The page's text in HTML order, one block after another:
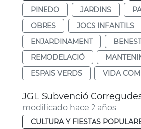
PINEDO
JARDINS
OBRES
JOCS INFANTILS
ENJARDINAMENT
REMODELACIÓ
ESPAIS VERDS
VIDA
JGL Subvenció
modificado hace 2 años
CULTURA Y FIESTAS